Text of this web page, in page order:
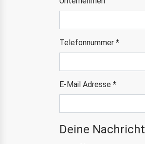
Telefonnummer *
E-Mail Adresse *
Deine Nachricht